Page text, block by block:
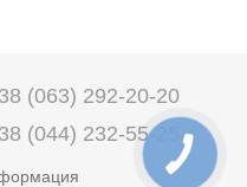
(063) 292-20-20
(044) 232-55-25